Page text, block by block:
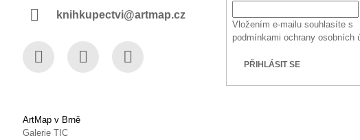
knihkupectvi@artmap.cz
Vložením e-mailu souhlasíte s
podmínkami ochrany osobních
PŘIHLÁSIT SE
ArtMap v Brně
Galerie TIC